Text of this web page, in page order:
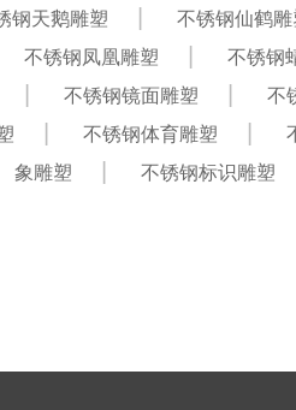
钢天鹅雕塑 不锈钢仙鹤雕
不锈钢凤凰雕塑 不锈钢
不锈钢镜面雕塑 不
不锈钢体育雕塑
象雕塑
不锈钢标识雕塑